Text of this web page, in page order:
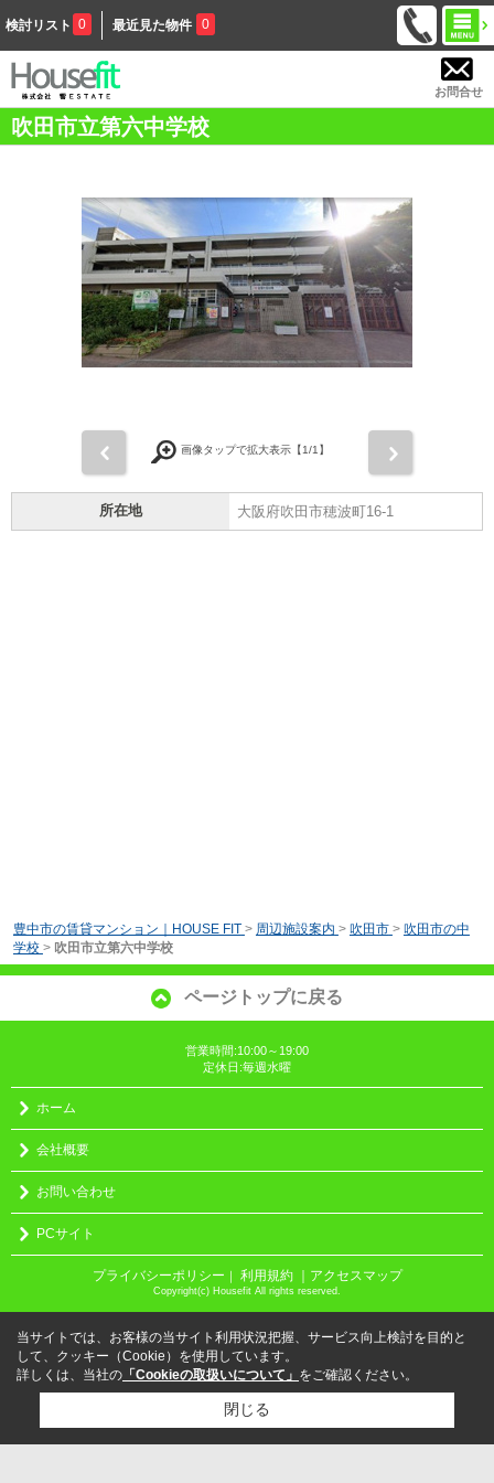
検討リスト 0 最近見た物件 0
お問合せ
吹田市立第六中学校
画像タップで拡大表示【1/1】
所在地 大阪府吹田市穂波町16-1
豊中市の賃貸マンション｜HOUSE FIT > 周辺施設案内 > 吹田市 > 吹田市の中
学校 > 吹田市立第六中学校
ページトップに戻る
営業時間:10:00～19:00
定休日:毎週水曜
ホーム
会社概要
お問い合わせ
PCサイト
プライバシーポリシー ｜ 利用規約 ｜アクセスマップ
Copyright(c) Housefit All rights reserved.
当サイトでは、お客様の当サイト利用状況把握、サービス向上検討を目的と
して、クッキー（Cookie）を使用しています。
詳しくは、当社の 「Cookieの取扱いについて」 をご確認ください。
閉じる